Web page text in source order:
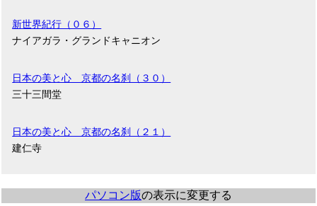
新世界紀行（０６）
ナイアガラ・グランドキャニオン
日本の美と心 京都の名刹（３０）
三十三間堂
日本の美と心 京都の名刹（２１）
建仁寺
パソコン版の表示に変更する